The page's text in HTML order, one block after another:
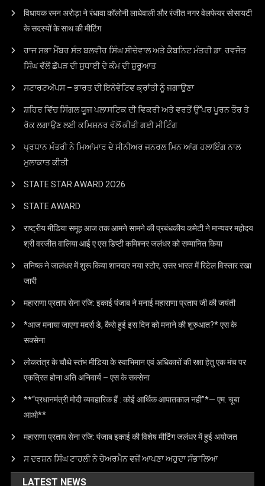
विधायक रमन अरोड़ा ने रंधावा कॉलोनी लाधेवाली और रंजीत नगर वेलफेयर सोसायटी
के सदस्यों के साथ की मीटिंग
ਰਾਜ ਸਭਾ ਮੈਂਬਰ ਸੰਤ ਬਲਵੀਰ ਸਿੰਘ ਸੀਚੇਵਾਲ ਅਤੇ ਕੈਬਨਿਟ ਮੰਤਰੀ ਡਾ. ਰਵਜੋਤ
ਸਿੰਘ ਵੱਲੋਂ ਛੱਪੜ ਦੀ ਸੁਧਾਈ ਦੇ ਕੰਮ ਦੀ ਸ਼ੁਰੂਆਤ
ਸਟਾਰਟਅੱਪਸ – ਭਾਰਤ ਦੀ ਇਨੋਵੇਟਿਵ ਕ੍ਰਾਂਤੀ ਨੂੰ ਜਗਾਉਣਾ
ਸ਼ਹਿਰ ਵਿੱਚ ਸਿੰਗਲ ਯੂਜ ਪਲਾਸਟਿਕ ਦੀ ਵਿਕਰੀ ਅਤੇ ਵਰਤੋਂ ਉੱਪਰ ਪੂਰਨ ਤੌਰ ਤੇ
ਰੋਕ ਲਗਾਉਣ ਲਈ ਕਮਿਸ਼ਨਰ ਵੱਲੋਂ ਕੀਤੀ ਗਈ ਮੀਟਿੰਗ
ਪ੍ਰਧਾਨ ਮੰਤਰੀ ਨੇ ਮਿਆਂਮਾਰ ਦੇ ਸੀਨੀਅਰ ਜਨਰਲ ਮਿਨ ਆਂਗ ਹਲਾਇੰਗ ਨਾਲ
ਮੁਲਾਕਾਤ ਕੀਤੀ
STATE STAR AWARD 2O26
STATE AWARD
राष्ट्रीय मीडिया समूह आज तक आमने सामने की प्रबंधकीय कमेटी ने मान्यवर महोदय
श्री वरजीत वालिया आई ए एस डिप्टी कमिश्नर जलंधर को सम्मानित किया
तनिष्क ने जालंधर में शुरू किया शानदार नया स्टोर, उत्तर भारत में रिटेल विस्तार रखा
जारी
महाराणा प्रताप सेना रजि: इकाई पंजाब ने मनाई महाराणा प्रताप जी की जयंती
*आज मनाया जाएगा मदर्स डे, कैसे हुई इस दिन को मनाने की शुरुआत?* एस के
सक्सेना
लोकतंत्र के चौथे स्तंभ मीडिया के स्वाभिमान एवं अधिकारों की रक्षा हेतु एक मंच पर
एकत्रित होना अति अनिवार्य – एस के सक्सेना
**“प्रधानमंत्री मोदी व्यवहारिक हैं : कोई आर्थिक आपातकाल नहीं”*— एम. चूबा
आओ**
महाराणा प्रताप सेना रजि: पंजाब इकाई की विशेष मीटिंग जलंधर में हुई अयोजत
ਸ ਦਰਸ਼ਨ ਸਿੰਘ ਟਾਹਲੀ ਨੇ ਚੇਅਰਮੈਨ ਵਜੋਂ ਆਪਣਾ ਅਹੁਦਾ ਸੰਭਾਲਿਆ
LATEST NEWS